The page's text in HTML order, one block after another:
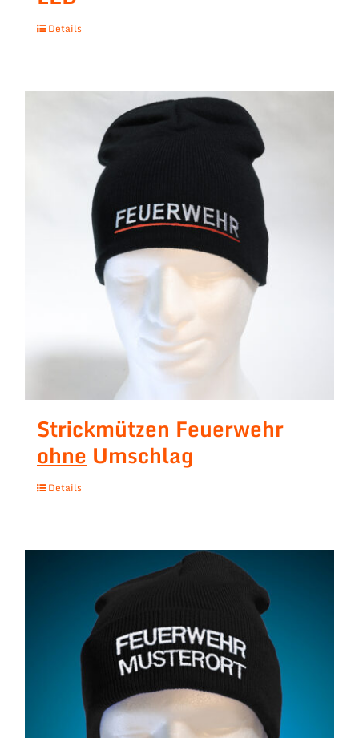
Details
Strickmützen Feuerwehr
ohne Umschlag
Details